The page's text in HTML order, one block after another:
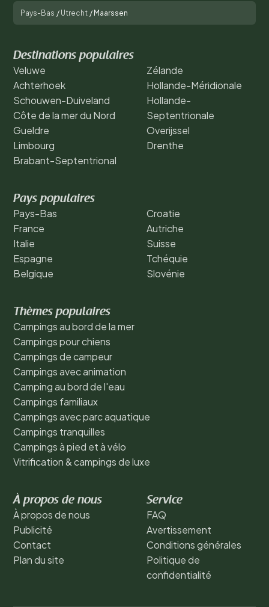
Pays-Bas / Utrecht / Maarssen
Destinations populaires
Veluwe
Achterhoek
Schouwen-Duiveland
Côte de la mer du Nord
Gueldre
Limbourg
Brabant-Septentrional
Zélande
Hollande-Méridionale
Hollande-
Septentrionale
Overijssel
Drenthe
Pays populaires
Pays-Bas
France
Italie
Espagne
Belgique
Croatie
Autriche
Suisse
Tchéquie
Slovénie
Thèmes populaires
Campings au bord de la mer
Campings pour chiens
Campings de campeur
Campings avec animation
Camping au bord de l'eau
Campings familiaux
Campings avec parc aquatique
Campings tranquilles
Campings à pied et à vélo
Vitrification & campings de luxe
À propos de nous
À propos de nous
Publicité
Contact
Plan du site
Service
FAQ
Avertissement
Conditions générales
Politique de
confidentialité